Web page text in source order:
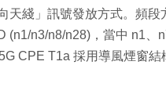
天綫」訊號發放方式。頻
(n1/n3/n8/n28)，當中 n1、
CPE T1a 採用導風煙窗